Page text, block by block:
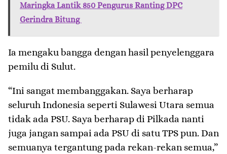
Maringka Lantik 850 Pengurus Ranting DPC
Gerindra Bitung
Ia mengaku bangga dengan hasil penyelenggara
pemilu di Sulut.
“Ini sangat membanggakan. Saya berharap
seluruh Indonesia seperti Sulawesi Utara semua
tidak ada PSU. Saya berharap di Pilkada nanti
juga jangan sampai ada PSU di satu TPS pun. Dan
semuanya tergantung pada rekan-rekan semua,”